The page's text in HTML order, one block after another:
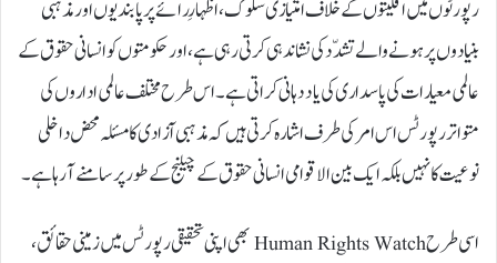
رپورٹوں میں اقلیتوں کے خلاف امتیازی سلوک، اظہارِ رائے پر پابندیوں اور مذہبی
بنیادوں پر ہونے والے تشدّد کی نشاندہی کرتی رہی ہے، اور حکومتوں کو انسانی حقوق کے
عالمی معیارات کی پاسداری کی یاد دہانی کراتی ہے۔ اس طرح مختلف عالمی اداروں کی
متواتر رپورٹس اس امر کی طرف اشارہ کرتی ہیں کہ مذہبی آزادی کا مسئلہ محض داخلی
نوعیت کا نہیں بلکہ ایک بین الاقوامی انسانی حقوق کے چیلنج کے طور پر سامنے آ رہا ہے۔
اسی طرح Human Rights Watch بھی اپنی تحقیقی رپورٹس میں زمینی حقائق،